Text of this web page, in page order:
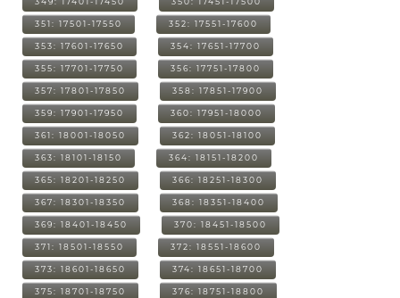
351: 17501-17550 352: 17551-17600
353: 17601-17650 354: 17651-17700
355: 17701-17750 356: 17751-17800
357: 17801-17850 358: 17851-17900
359: 17901-17950 360: 17951-18000
361: 18001-18050 362: 18051-18100
363: 18101-18150 364: 18151-18200
365: 18201-18250 366: 18251-18300
367: 18301-18350 368: 18351-18400
369: 18401-18450 370: 18451-18500
371: 18501-18550 372: 18551-18600
373: 18601-18650 374: 18651-18700
375: 18701-18750 376: 18751-18800